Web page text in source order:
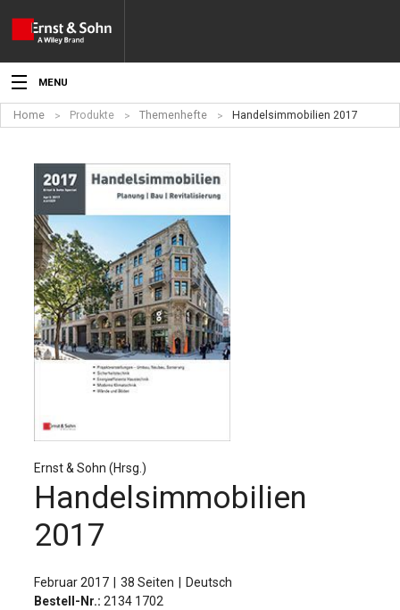
MENU
Aktuelles
Veranstaltungen
Angebote
Fachgebiete
Produkte
Werben
Service
Verlag
Sprache / Language: DE Sprache / Language: EN
Home Produkte Themenhefte Handelsimmobilien 2017
Ernst & Sohn (Hrsg.)
Handelsimmobilien
2017
Februar 2017 38 Seiten
Deutsch
Bestell-Nr.: 2134 1702